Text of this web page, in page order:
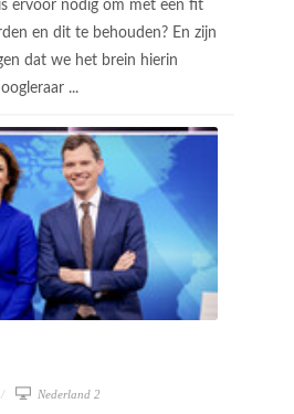
ervoor nodig om met een fit
en dit te behouden? En zijn
dat we het brein hierin
...
Nederland 2